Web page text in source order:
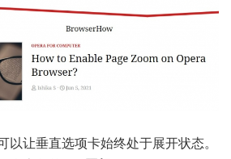
以让垂直选项卡始终处于展开状态。